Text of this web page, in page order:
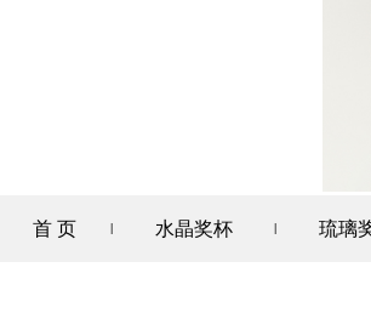
首 页 水晶奖杯 琉璃